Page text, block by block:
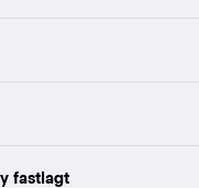
fastlagt